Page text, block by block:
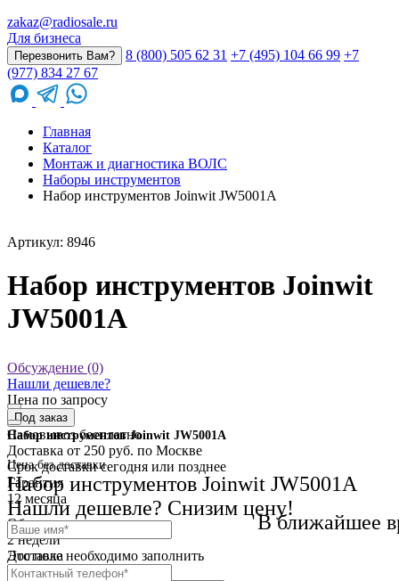
zakaz@radiosale.ru
Для бизнеса
Перезвонить Вам? 8 (800) 505 62 31 +7 (495) 104 66 99 +7
(977) 834 27 67
Главная
Каталог
Монтаж и диагностика ВОЛС
Наборы инструментов
Набор инструментов Joinwit JW5001A
Артикул: 8946
Набор инструментов Joinwit
JW5001A
Обсуждение (0)
Набор инструментов Joinwit JW5001A
Цена без доставки
Набор инструментов Joinwit JW5001A
Нашли дешевле? Снизим цену!
Это поле необходимо заполнить
Нашли дешевле?
В ближайшее
Цена по запросу
Под заказ
Самовывоз бесплатно
Доставка от 250 руб. по Москве
Cрок доставки сегодня или позднее
Гарантия
12 месяца
Обмен и возврат
2 недели
Доставка
по всей России